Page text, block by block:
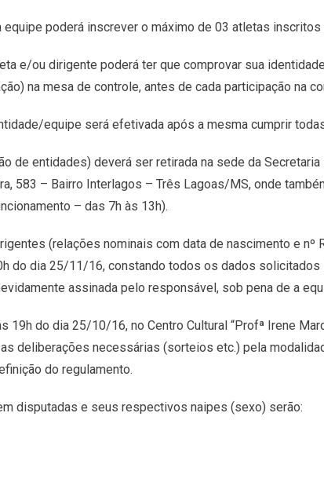
poderá inscrever o máximo de 03 atletas
e/ou dirigente poderá ter que comprovar sua
na mesa de controle, antes de cada participação na
equipe será efetivada após a mesma cumprir
de entidades) deverá ser retirada na sede da
583 – Bairro Interlagos – Três Lagoas/MS, onde
– das 7h às 13h).
(relações nominais com data de nascimento e nº
do dia 25/11/16, constando todos os dados solicitados
assinada pelo responsável, sob pena de a
do dia 25/10/16, no Centro Cultural “Profª Irene
deliberações necessárias (sorteios etc.) pela
do regulamento.
disputadas e seus respectivos naipes (sexo) serão: